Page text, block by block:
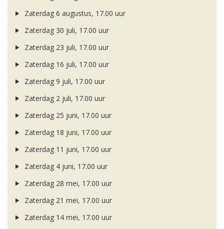
Zaterdag 6 augustus, 17.00 uur
Zaterdag 30 juli, 17.00 uur
Zaterdag 23 juli, 17.00 uur
Zaterdag 16 juli, 17.00 uur
Zaterdag 9 juli, 17.00 uur
Zaterdag 2 juli, 17.00 uur
Zaterdag 25 juni, 17.00 uur
Zaterdag 18 juni, 17.00 uur
Zaterdag 11 juni, 17.00 uur
Zaterdag 4 juni, 17.00 uur
Zaterdag 28 mei, 17.00 uur
Zaterdag 21 mei, 17.00 uur
Zaterdag 14 mei, 17.00 uur